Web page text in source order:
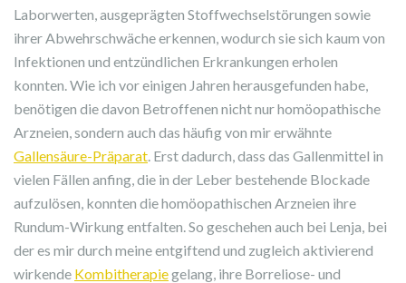
Laborwerten, ausgeprägten Stoffwechselstörungen sowie
ihrer Abwehrschwäche erkennen, wodurch sie sich kaum von
Infektionen und entzündlichen Erkrankungen erholen
konnten. Wie ich vor einigen Jahren herausgefunden habe,
benötigen die davon Betroffenen nicht nur homöopathische
Arzneien, sondern auch das häufig von mir erwähnte
Gallensäure-Präparat. Erst dadurch, dass das Gallenmittel in
vielen Fällen anfing, die in der Leber bestehende Blockade
aufzulösen, konnten die homöopathischen Arzneien ihre
Rundum-Wirkung entfalten. So geschehen auch bei Lenja, bei
der es mir durch meine entgiftend und zugleich aktivierend
wirkende Kombitherapiegelang, ihre Borreliose- und